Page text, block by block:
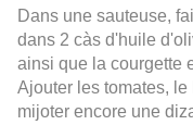
Dans une sauteuse,
dans 2 càs d'huile
ainsi que la courgette
Ajouter les tomates,
mijoter encore une